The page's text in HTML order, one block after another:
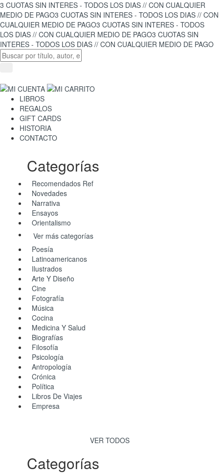
3 CUOTAS SIN INTERES - TODOS LOS DIAS // CON CUALQUIER
MEDIO DE PAGO3 CUOTAS SIN INTERES - TODOS LOS DIAS // CON
CUALQUIER MEDIO DE PAGO3 CUOTAS SIN INTERES - TODOS
LOS DIAS // CON CUALQUIER MEDIO DE PAGO3 CUOTAS SIN
INTERES - TODOS LOS DIAS // CON CUALQUIER MEDIO DE PAGO
LIBROS
REGALOS
GIFT CARDS
HISTORIA
CONTACTO
Categorías
Recomendados Ref
Novedades
Narrativa
Ensayos
Orientalismo
Ver más categorías
Poesía
Latinoamericanos
Ilustrados
Arte Y Diseño
Cine
Fotografía
Música
Cocina
Medicina Y Salud
Biografías
Filosofía
Psicología
Antropología
Crónica
Política
Libros De Viajes
Empresa
VER TODOS
Categorías